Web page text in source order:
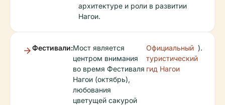
архитектуре и роли в развитии
Нагои.
Фестивали:Мост является
центром внимания
во время Фестиваля
Нагои (октябрь),
любования
цветущей сакурой
Официальный
туристический
гид Нагои
).